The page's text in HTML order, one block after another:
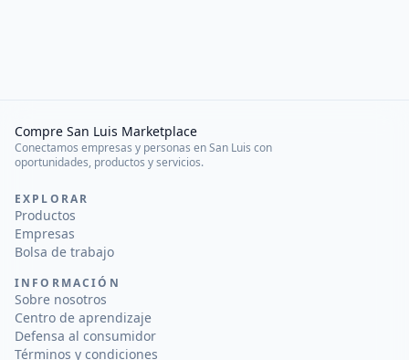
Compre San Luis Marketplace
Conectamos empresas y personas en San Luis con
oportunidades, productos y servicios.
EXPLORAR
Productos
Empresas
Bolsa de trabajo
INFORMACIÓN
Sobre nosotros
Centro de aprendizaje
Defensa al consumidor
Términos y condiciones